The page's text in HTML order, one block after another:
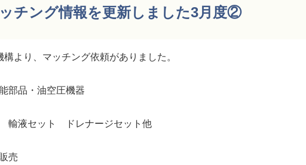
ッチング情報を更新しました3月度②
より、マッチング依頼がありました。
部品・油空圧機器
液セット ドレナージセット他
売